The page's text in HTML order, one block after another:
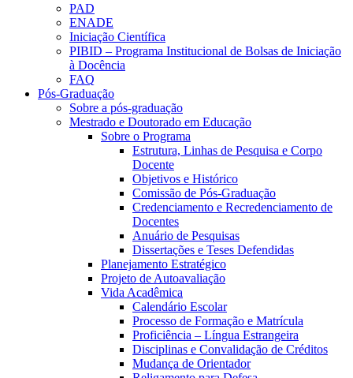
PAD
ENADE
Iniciação Científica
PIBID – Programa Institucional de Bolsas de Iniciação
à Docência
FAQ
Pós-Graduação
Sobre a pós-graduação
Mestrado e Doutorado em Educação
Sobre o Programa
Estrutura, Linhas de Pesquisa e Corpo
Docente
Objetivos e Histórico
Comissão de Pós-Graduação
Credenciamento e Recredenciamento de
Docentes
Anuário de Pesquisas
Dissertações e Teses Defendidas
Planejamento Estratégico
Projeto de Autoavaliação
Vida Acadêmica
Calendário Escolar
Processo de Formação e Matrícula
Proficiência – Língua Estrangeira
Disciplinas e Convalidação de Créditos
Mudança de Orientador